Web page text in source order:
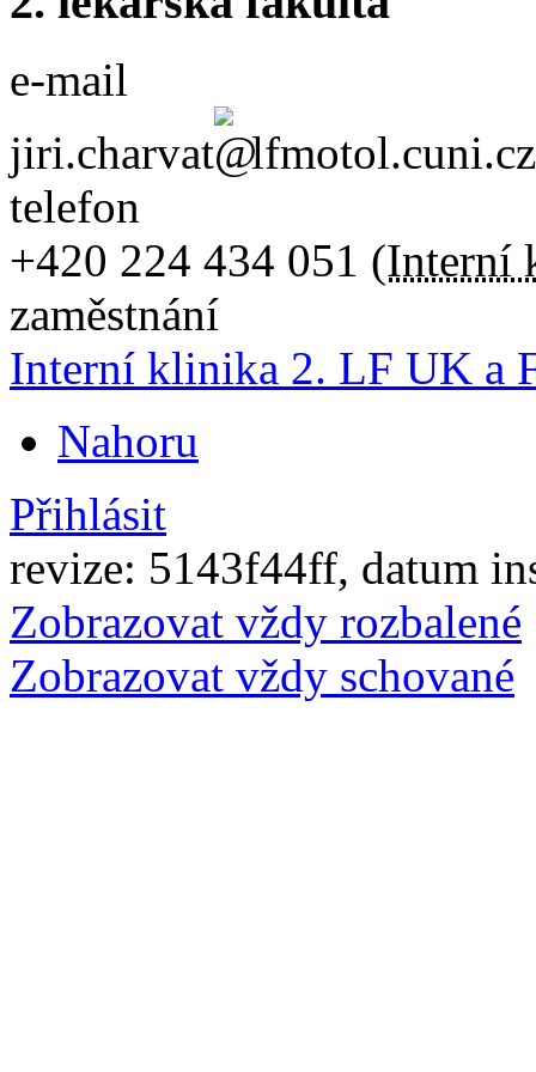
e-mail
jiri.charvat
lfmotol.cuni.cz
telefon
+420 224 434 051 (Interní
zaměstnání
Interní klinika 2. LF UK a
Nahoru
Přihlásit
revize: 5143f44ff, datum
Zobrazovat vždy rozbalené
Zobrazovat vždy schované